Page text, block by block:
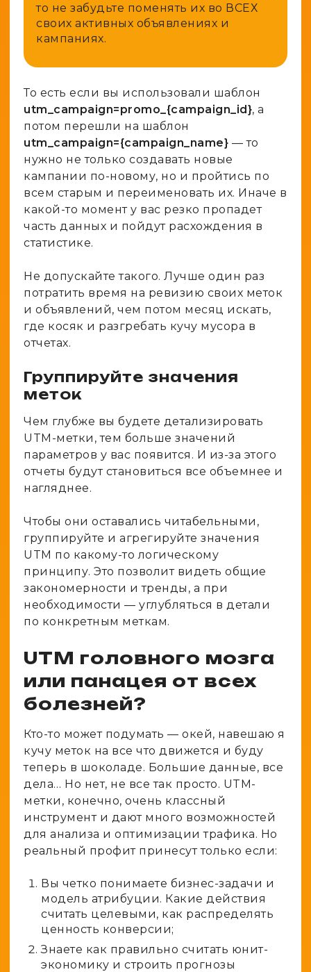
то не забудьте поменять их во ВСЕХ
своих активных объявлениях и
кампаниях.
То есть если вы использовали шаблон
utm_campaign=promo_{campaign_id}, а
потом перешли на шаблон
utm_campaign={campaign_name} — то
нужно не только создавать новые
кампании по-новому, но и пройтись по
всем старым и переименовать их. Иначе в
какой-то момент у вас резко пропадет
часть данных и пойдут расхождения в
статистике.
Не допускайте такого. Лучше один раз
потратить время на ревизию своих меток
и объявлений, чем потом месяц искать,
где косяк и разгребать кучу мусора в
отчетах.
Группируйте значения
меток
Чем глубже вы будете детализировать
UTM-метки, тем больше значений
параметров у вас появится. И из-за этого
отчеты будут становиться все объемнее и
нагляднее.
Чтобы они оставались читабельными,
группируйте и агрегируйте значения
UTM по какому-то логическому
принципу. Это позволит видеть общие
закономерности и тренды, а при
необходимости — углубляться в детали
по конкретным меткам.
UTM головного мозга
или панацея от всех
болезней?
Кто-то может подумать — окей, навешаю я
кучу меток на все что движется и буду
теперь в шоколаде. Большие данные, все
дела… Но нет, не все так просто. UTM-
метки, конечно, очень классный
инструмент и дают много возможностей
для анализа и оптимизации трафика. Но
реальный профит принесут только если:
Вы четко понимаете бизнес-задачи и
модель атрибуции. Какие действия
считать целевыми, как распределять
ценность конверсии;
Знаете как правильно считать юнит-
экономику и строить прогнозы